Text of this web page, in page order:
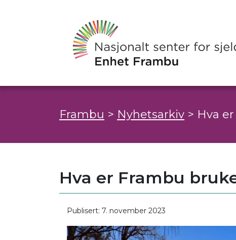
Frambu > Nyhetsarkiv > Hva
Hva er Frambu
Publisert: 7. november 2023